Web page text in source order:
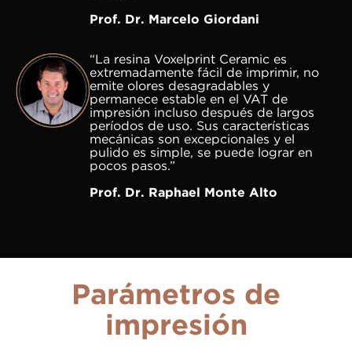
Prof. Dr. Marcelo Giordani
“La resina Voxelprint Ceramic es
extremadamente fácil de imprimir, no
emite olores desagradables y
permanece estable en el VAT de
impresión incluso después de largos
períodos de uso. Sus características
mecánicas son excepcionales y el
pulido es simple, se puede lograr en
pocos pasos.”
Prof. Dr. Raphael Monte Alto
Parámetros de
impresión